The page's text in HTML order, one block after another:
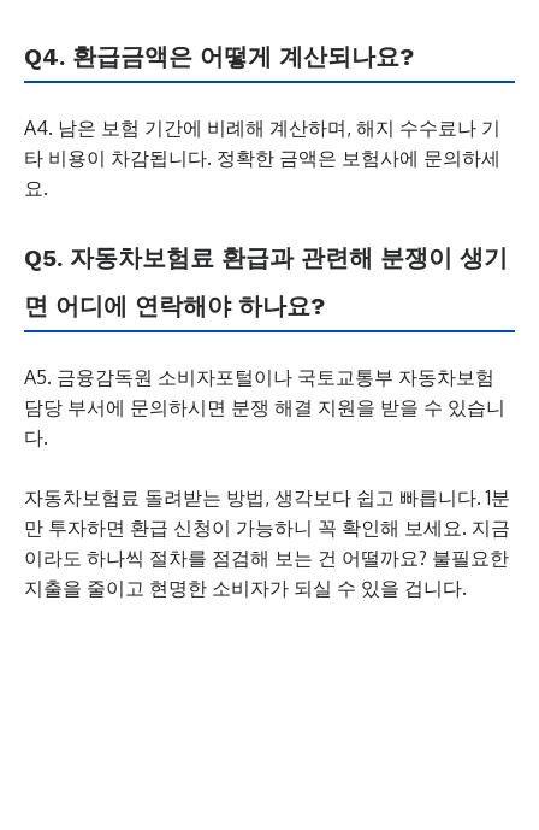
Q4. 환급금액은 어떻게 계산되나요?
A4. 남은 보험 기간에 비례해 계산하며, 해지 수수료나 기
타 비용이 차감됩니다. 정확한 금액은 보험사에 문의하세
요.
Q5. 자동차보험료 환급과 관련해 분쟁이 생기
면 어디에 연락해야 하나요?
A5. 금융감독원 소비자포털이나 국토교통부 자동차보험
담당 부서에 문의하시면 분쟁 해결 지원을 받을 수 있습니
다.
자동차보험료 돌려받는 방법, 생각보다 쉽고 빠릅니다. 1분
만 투자하면 환급 신청이 가능하니 꼭 확인해 보세요. 지금
이라도 하나씩 절차를 점검해 보는 건 어떨까요? 불필요한
지출을 줄이고 현명한 소비자가 되실 수 있을 겁니다.